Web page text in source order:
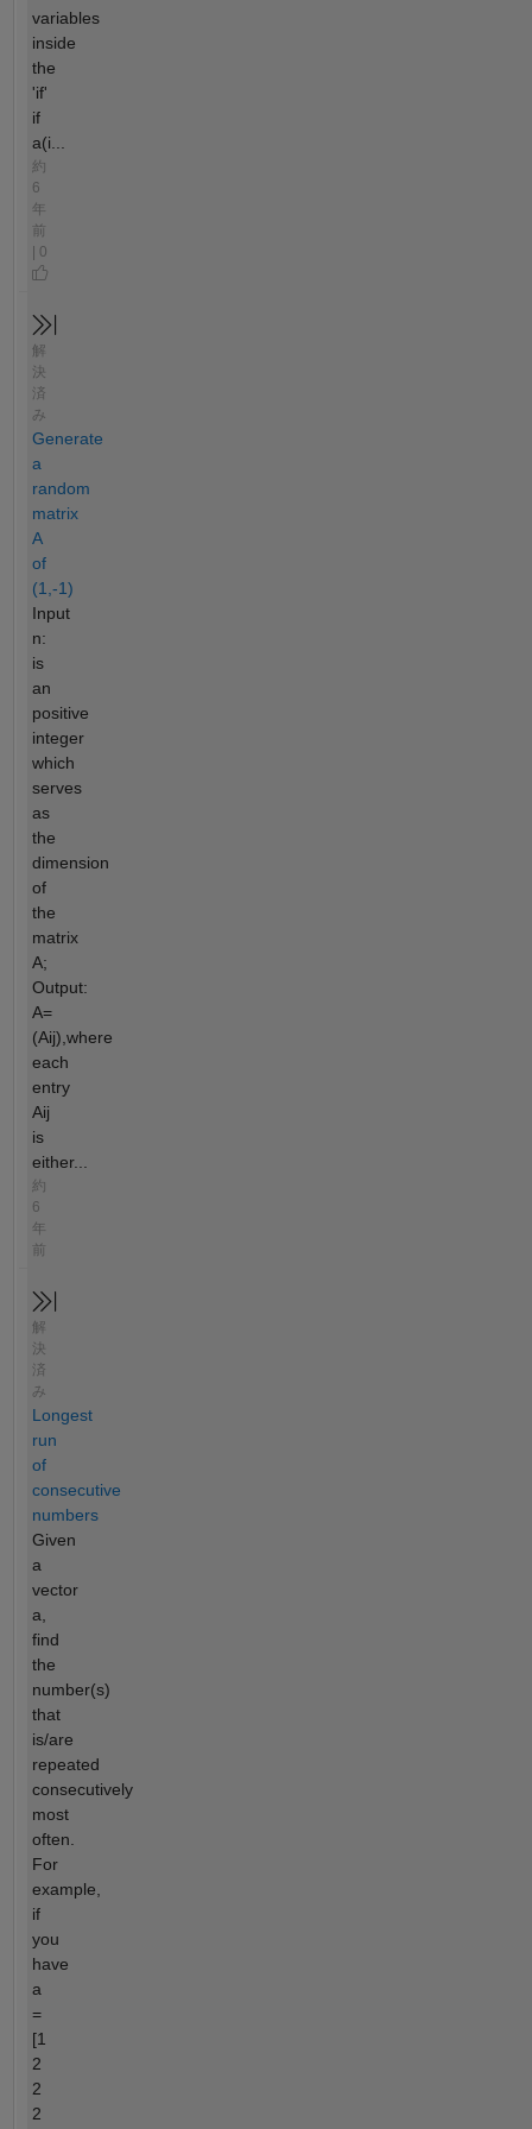
variables
inside
the
'if'
if
a(i...
約
6
年
前
| 0
解
決
済
み
Generate
a
random
matrix
A
of
(1,-1)
Input
n:
is
an
positive
integer
which
serves
as
the
dimension
of
the
matrix
A;
Output:
A=
(Aij),where
each
entry
Aij
is
either...
約
6
年
前
解
決
済
み
Longest
run
of
consecutive
numbers
Given
a
vector
a,
find
the
number(s)
that
is/are
repeated
consecutively
most
often.
For
example,
if
you
have
a
=
[1
2
2
2